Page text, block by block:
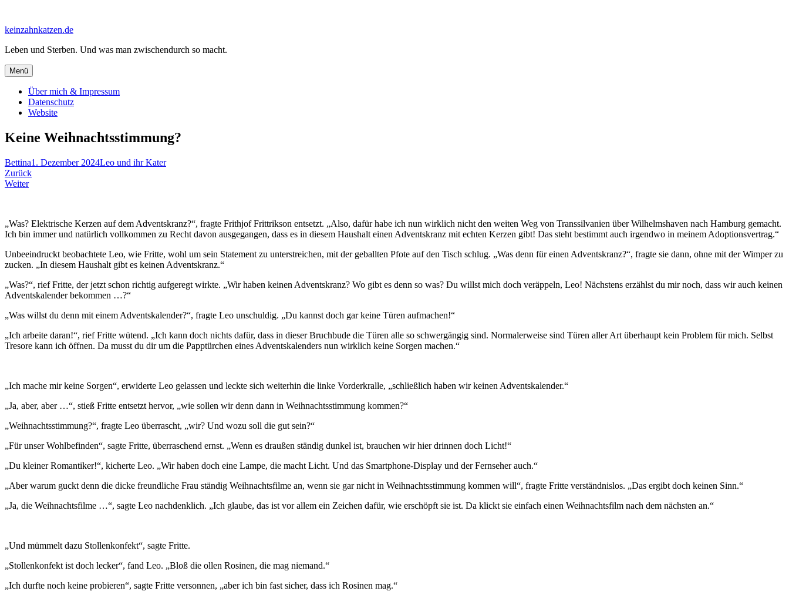
springen
keinzahnkatzen.de
Leben und Sterben. Und was man zwischendurch so macht.
Menü
Über mich & Impressum
Datenschutz
Website
Keine Weihnachtsstimmung?
Bettina1. Dezember 2024Leo und ihr Kater
Beitragsnavigation
Zurück
Weiter
„Was? Elektrische Kerzen auf dem Adventskranz?“, fragte Frithjof Frittrikson entsetzt. „Also, dafür habe ich nun wirklich nicht den weiten Weg von Transsilvanien über Wilhelmshaven nach Hamburg gemacht.
Ich bin immer und natürlich vollkommen zu Recht davon ausgegangen, dass es in diesem Haushalt einen Adventskranz mit echten Kerzen gibt! Das steht bestimmt auch irgendwo in meinem Adoptionsvertrag.“
Unbeeindruckt beobachtete Leo, wie Fritte, wohl um sein Statement zu unterstreichen, mit der geballten Pfote auf den Tisch schlug. „Was denn für einen Adventskranz?“, fragte sie dann, ohne mit der Wimper zu
zucken. „In diesem Haushalt gibt es keinen Adventskranz.“
„Was?“, rief Fritte, der jetzt schon richtig aufgeregt wirkte. „Wir haben keinen Adventskranz? Wo gibt es denn so was? Du willst mich doch veräppeln, Leo! Nächstens erzählst du mir noch, dass wir auch keinen
Adventskalender bekommen …?“
„Was willst du denn mit einem Adventskalender?“, fragte Leo unschuldig. „Du kannst doch gar keine Türen aufmachen!“
„Ich arbeite daran!“, rief Fritte wütend. „Ich kann doch nichts dafür, dass in dieser Bruchbude die Türen alle so schwergängig sind. Normalerweise sind Türen aller Art überhaupt kein Problem für mich. Selbst
Tresore kann ich öffnen. Da musst du dir um die Papptürchen eines Adventskalenders nun wirklich keine Sorgen machen.“
„Ich mache mir keine Sorgen“, erwiderte Leo gelassen und leckte sich weiterhin die linke Vorderkralle, „schließlich haben wir keinen Adventskalender.“
„Ja, aber, aber …“, stieß Fritte entsetzt hervor, „wie sollen wir denn dann in Weihnachtsstimmung kommen?“
„Weihnachtsstimmung?“, fragte Leo überrascht, „wir? Und wozu soll die gut sein?“
„Für unser Wohlbefinden“, sagte Fritte, überraschend ernst. „Wenn es draußen ständig dunkel ist, brauchen wir hier drinnen doch Licht!“
„Du kleiner Romantiker!“, kicherte Leo. „Wir haben doch eine Lampe, die macht Licht. Und das Smartphone-Display und der Fernseher auch.“
„Aber warum guckt denn die dicke freundliche Frau ständig Weihnachtsfilme an, wenn sie gar nicht in Weihnachtsstimmung kommen will“, fragte Fritte verständnislos. „Das ergibt doch keinen Sinn.“
„Ja, die Weihnachtsfilme …“, sagte Leo nachdenklich. „Ich glaube, das ist vor allem ein Zeichen dafür, wie erschöpft sie ist. Da klickt sie einfach einen Weihnachtsfilm nach dem nächsten an.“
„Und mümmelt dazu Stollenkonfekt“, sagte Fritte.
„Stollenkonfekt ist doch lecker“, fand Leo. „Bloß die ollen Rosinen, die mag niemand.“
„Ich durfte noch keine probieren“, sagte Fritte versonnen, „aber ich bin fast sicher, dass ich Rosinen mag.“